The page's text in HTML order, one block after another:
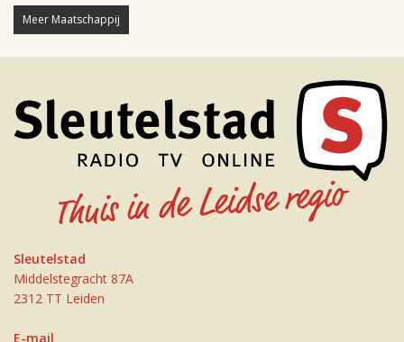
Meer Maatschappij
Sleutelstad
Middelstegracht 87A
2312 TT Leiden
E-mail